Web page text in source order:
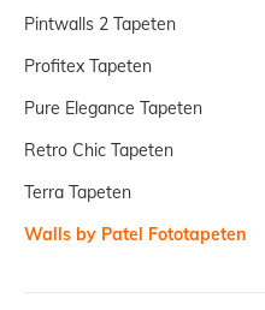
Walls by Patel Fototapeten
Terra Tapeten
Profitex Tapeten
Retro Chic Tapeten
Pure Elegance Tapeten
Pintwalls 2 Tapeten